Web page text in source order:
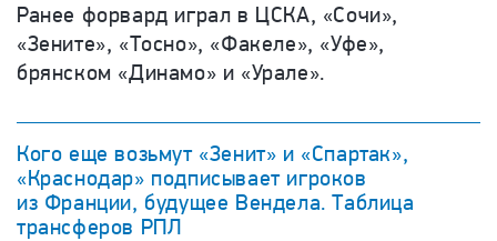
Ранее форвард играл в ЦСКА, «Сочи»,
«Зените», «Тосно», «Факеле», «Уфе»,
брянском «Динамо» и «Урале».
Кого еще возьмут «Зенит» и «Спартак»,
«Краснодар» подписывает игроков
из Франции, будущее Вендела. Таблица
трансферов РПЛ